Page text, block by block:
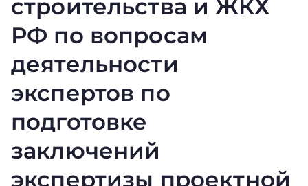
строительства и ЖКХ
РФ по вопросам
деятельности
экспертов по
подготовке
заключений
экспертизы проектной